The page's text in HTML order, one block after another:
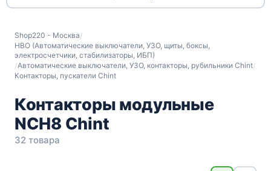
Shop220 - Москва/
НВО (Автоматические выключатели, УЗО, щиты, боксы,
электросчетчики, стабилизаторы, ИБП)
/Автоматические выключатели, УЗО, контакторы, рубильники Chint/
Контакторы, пускатели Chint
Контакторы модульные
NCH8 Chint
32 товара